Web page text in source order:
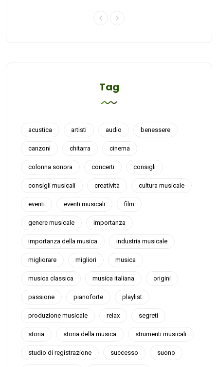
Tag
acustica artisti audio benessere
canzoni chitarra cinema
colonna sonora concerti consigli
consigli musicali creatività cultura musicale
eventi eventi musicali film
genere musicale importanza
importanza della musica industria musicale
migliorare migliori musica
musica classica musica italiana origini
passione pianoforte playlist
produzione musicale relax segreti
storia storia della musica strumenti musicali
studio di registrazione successo suono